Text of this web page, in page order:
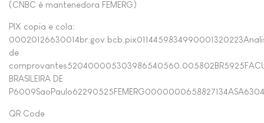
(CNBC é mantenedora FEMERG)
PIX copia e cola:
de
BRASILEIRA DE
QR Code